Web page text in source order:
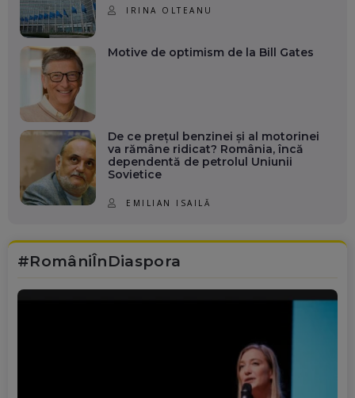
IRINA OLTEANU
Motive de optimism de la Bill Gates
De ce prețul benzinei și al motorinei
va rămâne ridicat? România, încă
dependentă de petrolul Uniunii
Sovietice
EMILIAN ISAILĂ
#RomâniÎnDiaspora